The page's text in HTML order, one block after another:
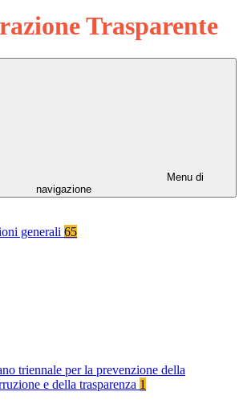
Trasparente
Menu di
navigazione
generali 65
triennale per la prevenzione della
e della trasparenza 1